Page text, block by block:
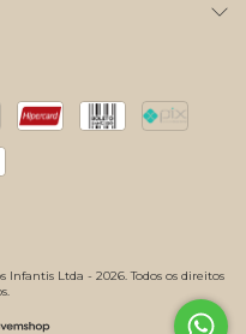
Ltda - 2026. Todos os direitos